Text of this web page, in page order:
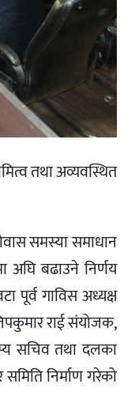
तथा अव्यवस्थित
समस्या समाधान
बढाउने निर्णय
पूर्व गाविस अध्यक्ष
राई संयोजक,
सचिव तथा दलका
निर्माण गरेको